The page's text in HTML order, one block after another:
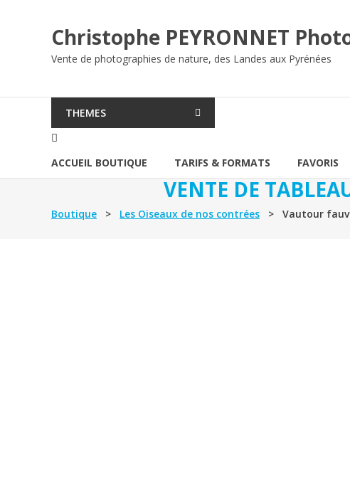
Christophe PEYRONNET
Vente de photographies de nature, des Landes aux Pyrénées
THEMES
ACCUEIL BOUTIQUE TARIFS & FORMATS FAVORIS
VENTE DE
Boutique > Les Oiseaux de nos contrées > Vautour